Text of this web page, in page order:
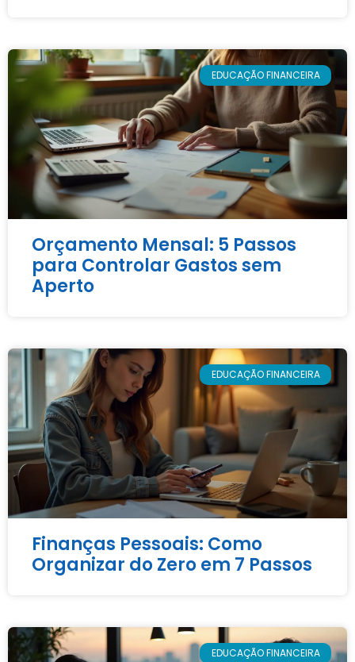
EDUCAÇÃO FINANCEIRA
Orçamento Mensal: 5 Passos
para Controlar Gastos sem
Aperto
EDUCAÇÃO FINANCEIRA
Finanças Pessoais: Como
Organizar do Zero em 7 Passos
EDUCAÇÃO FINANCEIRA